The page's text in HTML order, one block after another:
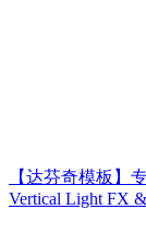
【达芬奇模板】
Vertical Light FX